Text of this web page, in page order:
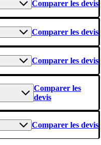
Comparer les devis
Comparer les devis
Comparer les devis
Comparer les
devis
Comparer les devis